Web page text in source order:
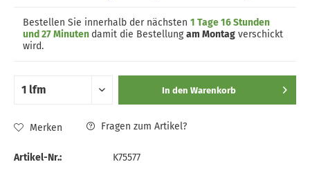
Bestellen Sie innerhalb der nächsten 1 Tage 16 Stunden
und 27 Minuten damit die Bestellungam Montag verschickt
wird.
In den Warenkorb
Merken Fragen zum Artikel?
Artikel-Nr.: K75577